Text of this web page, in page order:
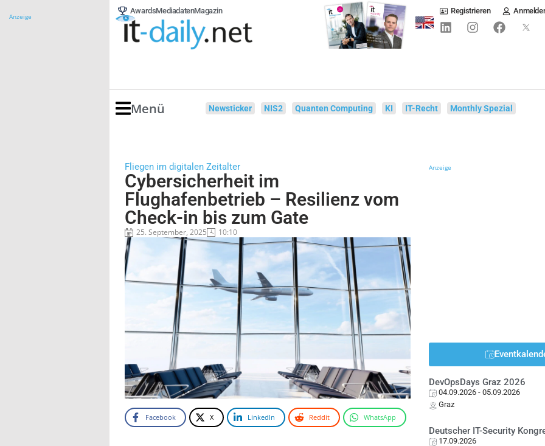
Anzeige
AwardsMediadatenMagazin Registrieren
Menü Newsticker NIS2 Quanten Computing KI IT-Recht Monthly Spezial
Fliegen im digitalen Zeitalter
Cybersicherheit im
Flughafenbetrieb – Resilienz vom
Check-in bis zum Gate
25. September, 2025 10:10
Facebook X LinkedIn Reddit WhatsApp
Anzeige
DevOpsDays Graz 2026
04.09.2026 - 05.09.2026
Graz
Deutscher IT-Security
17.09.2026